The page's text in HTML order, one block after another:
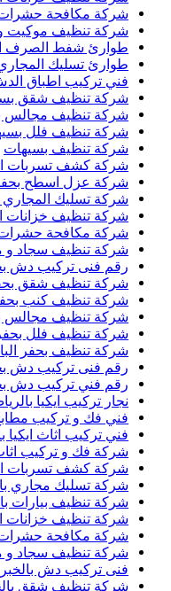
شركة مكافحة
شركة تنظيف موكيت
طوارئ شفط الصرف
طوارئ تسليك
فني تركيب اطباق
شركة تنظيف شقق
شركة تنظيف مجالس
شركة تنظيف فلل
شركة تنظيف بسيهات
شركة كشف تسربات
شركة عزل اسطح
شركة تسليك المجاري
شركة تنظيف خزانات
شركة مكافحة حشرات
شركة تنظيف سجاد و
رقم فنى تركيب دش
شركة تنظيف شقق
شركة تنظيف كنب
شركة تنظيف مجالس
شركة تنظيف فلل
شركة تنظيف بحفر
رقم فنى تركيب دش
رقم فني تركيب دش
نجار تركيب ايكيا
فني فك و تركيب
فني تركيب اثاث ايكيا
شركة فك و تركيب
شركة كشف تسربات
شركة تسليك مجاري
شركة تنظيف بيارات
شركة تنظيف خزانات
شركة مكافحة حشرات
شركة تنظيف سجاد و
فنى تركيب دش بالخبر
شركة تنظيف شقق